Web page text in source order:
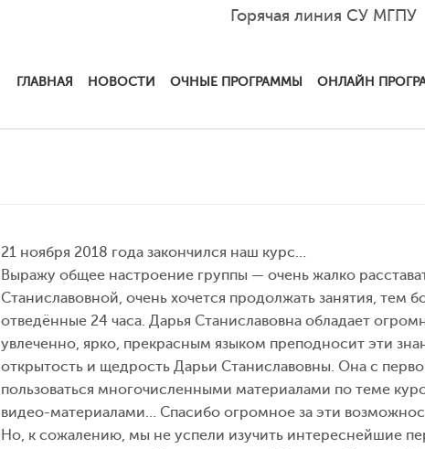
Горячая линия СУ МГПУ
ГЛАВНАЯ НОВОСТИ ОЧНЫЕ ПРОГРАММЫ ОНЛАЙН
21 ноября 2018 года закончился наш курс…
Выражу общее настроение группы — очень жалко
Станиславовной, очень хочется продолжать занятия, тем
отведённые 24 часа. Дарья Станиславовна обладает
увлеченно, ярко, прекрасным языком преподносит эти
открытость и щедрость Дарьи Станиславовны. Она с
пользоваться многочисленными материалами по теме
видео-материалами… Спасибо огромное за эти
Но, к сожалению, мы не успели изучить интереснейшие